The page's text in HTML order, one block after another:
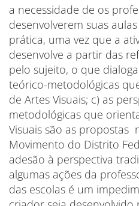
a necessidade de os
desenvolverem suas
prática, uma vez que a
desenvolve a partir das
pelo sujeito, o que
teórico-metodológicas
de Artes Visuais; c) as
metodológicas que
Visuais são as propostas
Movimento do Distrito
adesão à perspectiva
algumas ações da
das escolas é um